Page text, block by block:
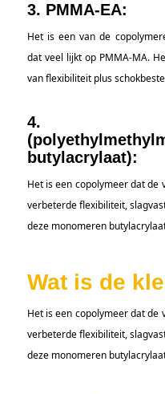
3. PMMA-EA:
Het is een van de
dat veel lijkt op PMMA-MA.
van flexibiliteit plus
4.
butylacrylaat):
Het is een copolymeer dat de
verbeterde flexibiliteit,
deze monomeren
Wat is de
Het is een copolymeer dat de
verbeterde flexibiliteit,
deze monomeren